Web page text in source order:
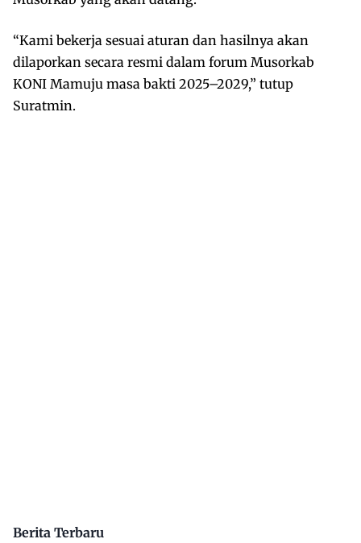
“Kami bekerja sesuai aturan dan hasilnya akan
dilaporkan secara resmi dalam forum Musorkab
KONI Mamuju masa bakti 2025–2029,” tutup
Suratmin.
Berita Terbaru